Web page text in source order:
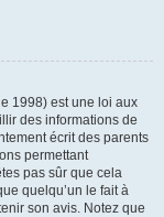
1998) est une loi aux
des informations de
écrit des parents
permettant
pas sûr que cela
quelqu’un le fait à
son avis. Notez que